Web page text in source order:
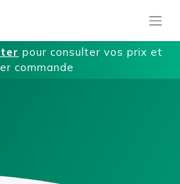
pour consulter vos prix et
commande